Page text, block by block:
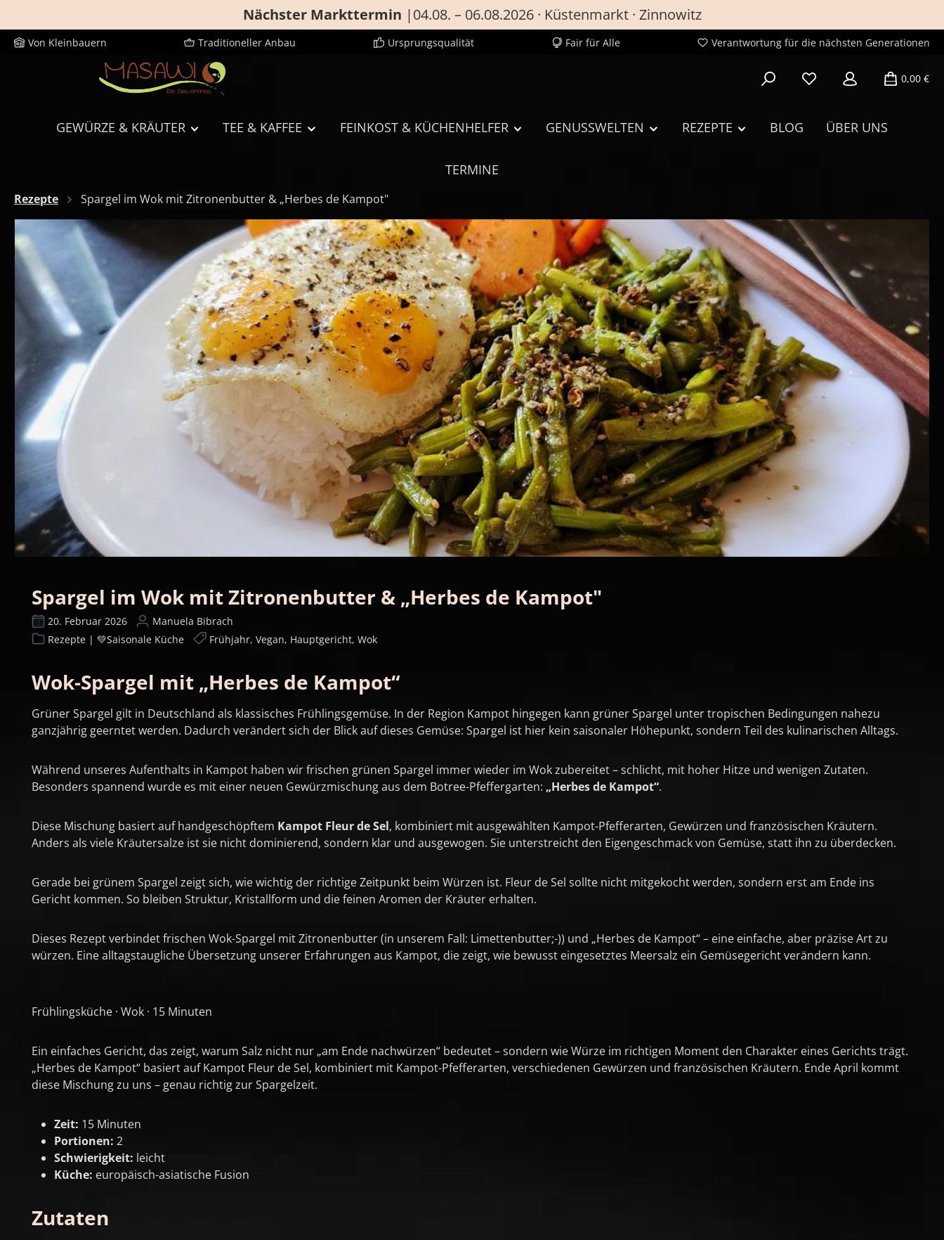
Nächster Markttermin |04.08. – 06.08.2026 · Küstenmarkt · Zinnowitz
Von Kleinbauern Traditioneller Anbau Ursprungsqualität Fair für Alle Verantwortung für die nächsten Generationen
Du hast 0 Produkte auf
0,00 €
GEWÜRZE & KRÄUTER TEE & KAFFEE FEINKOST & KÜCHENHELFER GENUSSWELTEN REZEPTE BLOG ÜBER UNS
TERMINE
Rezepte Spargel im Wok mit Zitronenbutter & „Herbes de Kampot"
Spargel im Wok mit Zitronenbutter & „Herbes de Kampot"
20. Februar 2026
Manuela Bibrach
Rezepte | 💚Saisonale Küche
Frühjahr, Vegan, Hauptgericht, Wok
Wok-Spargel mit „Herbes de Kampot“
Grüner Spargel gilt in Deutschland als klassisches Frühlingsgemüse. In der Region Kampot hingegen kann grüner Spargel unter tropischen Bedingungen nahezu
ganzjährig geerntet werden. Dadurch verändert sich der Blick auf dieses Gemüse: Spargel ist hier kein saisonaler Höhepunkt, sondern Teil des kulinarischen Alltags.
Während unseres Aufenthalts in Kampot haben wir frischen grünen Spargel immer wieder im Wok zubereitet – schlicht, mit hoher Hitze und wenigen Zutaten.
Besonders spannend wurde es mit einer neuen Gewürzmischung aus dem Botree-Pfeffergarten: „Herbes de Kampot“.
Diese Mischung basiert auf handgeschöpftem Kampot Fleur de Sel, kombiniert mit ausgewählten Kampot-Pfefferarten, Gewürzen und französischen Kräutern.
Anders als viele Kräutersalze ist sie nicht dominierend, sondern klar und ausgewogen. Sie unterstreicht den Eigengeschmack von Gemüse, statt ihn zu überdecken.
Gerade bei grünem Spargel zeigt sich, wie wichtig der richtige Zeitpunkt beim Würzen ist. Fleur de Sel sollte nicht mitgekocht werden, sondern erst am Ende ins
Gericht kommen. So bleiben Struktur, Kristallform und die feinen Aromen der Kräuter erhalten.
Dieses Rezept verbindet frischen Wok-Spargel mit Zitronenbutter (in unserem Fall: Limettenbutter;-)) und „Herbes de Kampot“ – eine einfache, aber präzise Art zu
würzen. Eine alltagstaugliche Übersetzung unserer Erfahrungen aus Kampot, die zeigt, wie bewusst eingesetztes Meersalz ein Gemüsegericht verändern kann.
Frühlingsküche · Wok · 15 Minuten
Ein einfaches Gericht, das zeigt, warum Salz nicht nur „am Ende nachwürzen“ bedeutet – sondern wie Würze im richtigen Moment den Charakter eines Gerichts trägt.
„Herbes de Kampot“ basiert auf Kampot Fleur de Sel, kombiniert mit Kampot-Pfefferarten, verschiedenen Gewürzen und französischen Kräutern. Ende April kommt
diese Mischung zu uns – genau richtig zur Spargelzeit.
Zeit: 15 Minuten
Portionen: 2
Schwierigkeit: leicht
Küche: europäisch-asiatische Fusion
Zutaten